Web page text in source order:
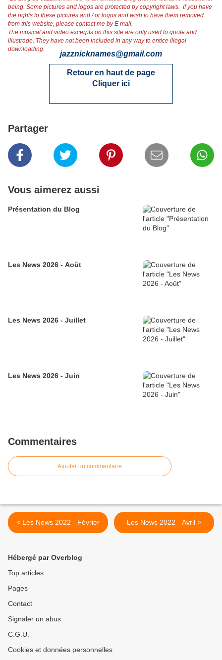
being. Some pictures and logos are protected by copyright laws. If you have
the rights to these pictures and / or logos and wish to have them removed
from this website, please contact me by E mail.
The musical and video excerpts on this site are only used to quote and
illustrade. They have not been included in any way to entice illegal
downloading.
jazznicknames@gmail.com
Retour en haut de page
Cliquer ici
Partager
Vous aimerez aussi
Présentation du Blog
Les News 2026 - Août
Les News 2026 - Juillet
Les News 2026 - Juin
Commentaires
Ajouter un commentaire
< Les News 2022 - Février Les News 2022 - Avril >
Hébergé par Overblog
Top articles
Pages
Contact
Signaler un abus
C.G.U.
Cookies et données personnelles